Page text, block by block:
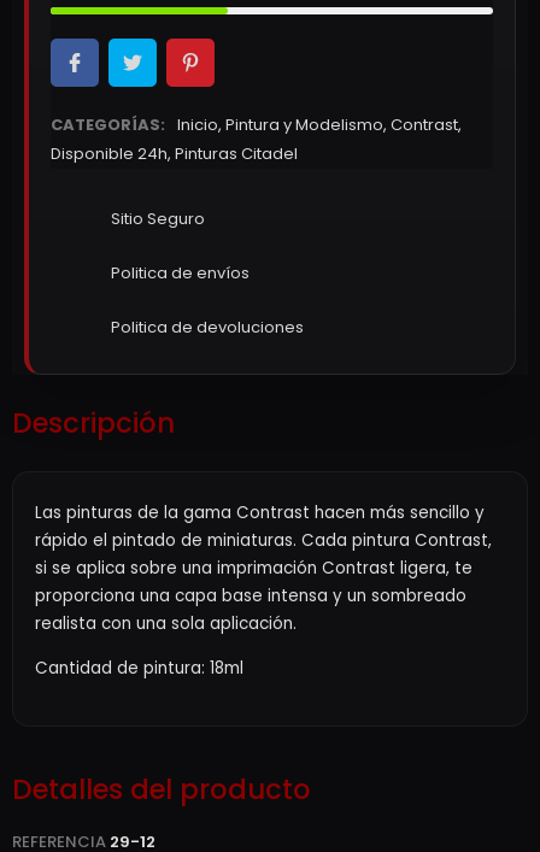
CATEGORÍAS: Inicio, Pintura y Modelismo, Contrast,
Disponible 24h, Pinturas Citadel
Sitio Seguro
Politica de envíos
Politica de devoluciones
Descripción
Las pinturas de la gama Contrast hacen más sencillo y
rápido el pintado de miniaturas. Cada pintura Contrast,
si se aplica sobre una imprimación Contrast ligera, te
proporciona una capa base intensa y un sombreado
realista con una sola aplicación.
Cantidad de pintura: 18ml
Detalles del producto
REFERENCIA 29-12